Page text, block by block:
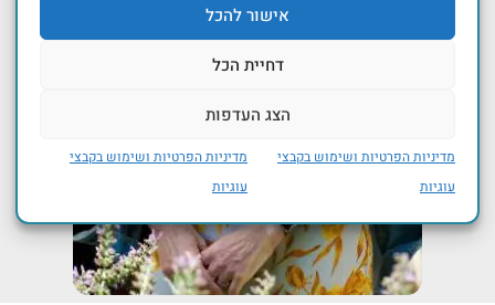
אישור להכל
דחיית הכל
הצג העדפות
מדיניות הפרטיות ושימוש בקבצי
עוגיות
מדיניות הפרטיות ושימוש בקבצי
עוגיות